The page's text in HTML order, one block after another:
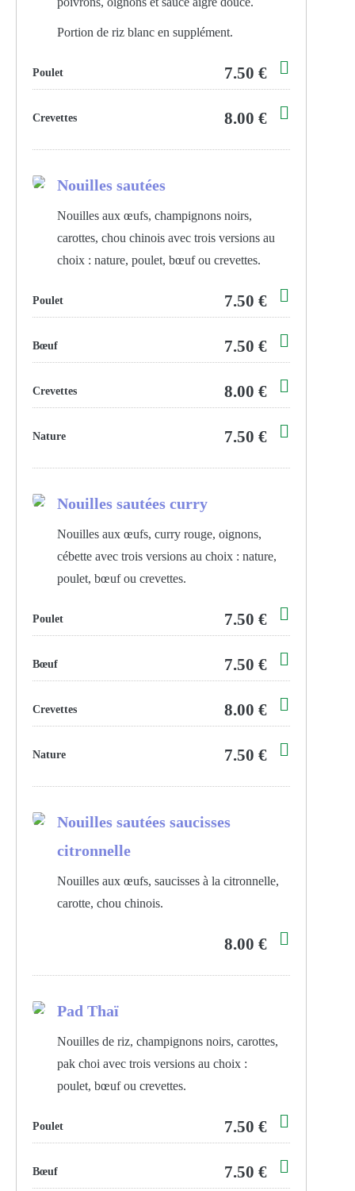
Portion de riz blanc en supplément.
Poulet 7.50 €
Crevettes 8.00 €
Nouilles sautées
Nouilles aux œufs, champignons noirs,
carottes, chou chinois avec trois versions au
choix : nature, poulet, bœuf ou crevettes.
Poulet 7.50 €
Bœuf 7.50 €
Crevettes 8.00 €
Nature 7.50 €
Nouilles sautées curry
Nouilles aux œufs, curry rouge, oignons,
cébette avec trois versions au choix : nature,
poulet, bœuf ou crevettes.
Poulet 7.50 €
Bœuf 7.50 €
Crevettes 8.00 €
Nature 7.50 €
Nouilles sautées saucisses
citronnelle
Nouilles aux œufs, saucisses à la citronnelle,
carotte, chou chinois.
8.00 €
Pad Thaï
Nouilles de riz, champignons noirs, carottes,
pak choi avec trois versions au choix :
poulet, bœuf ou crevettes.
Poulet 7.50 €
Bœuf 7.50 €